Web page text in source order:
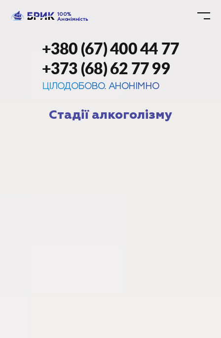
100%
Анонімність
+380 (67) 400 44 77
+373 (68) 62 77 99
ЦІЛОДОБОВО. АНОНІМНО
Стадії алкоголізму